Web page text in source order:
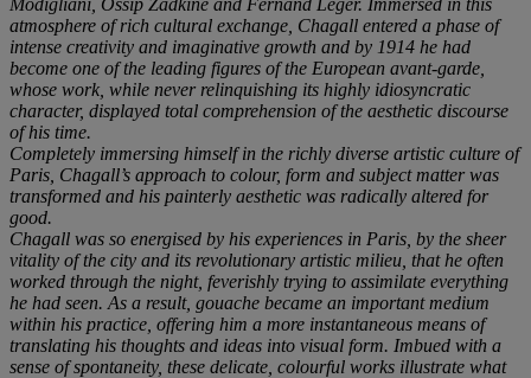
atmosphere of rich cultural exchange, Chagall entered a phase of
intense creativity and imaginative growth and by 1914 he had
become one of the leading figures of the European avant-garde,
whose work, while never relinquishing its highly idiosyncratic
character, displayed total comprehension of the aesthetic discourse
of his time.
Completely immersing himself in the richly diverse artistic culture of
Paris, Chagall’s approach to colour, form and subject matter was
transformed and his painterly aesthetic was radically altered for
good.
Chagall was so energised by his experiences in Paris, by the sheer
vitality of the city and its revolutionary artistic milieu, that he often
worked through the night, feverishly trying to assimilate everything
he had seen. As a result, gouache became an important medium
within his practice, offering him a more instantaneous means of
translating his thoughts and ideas into visual form. Imbued with a
sense of spontaneity, these delicate, colourful works illustrate what